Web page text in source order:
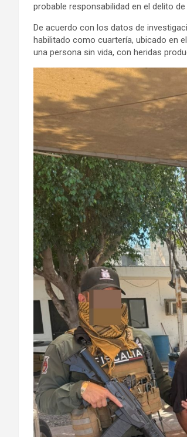
probable responsabilidad en el delito
De acuerdo con los datos de
habilitado como cuartería, ubicado en
una persona sin vida, con heridas